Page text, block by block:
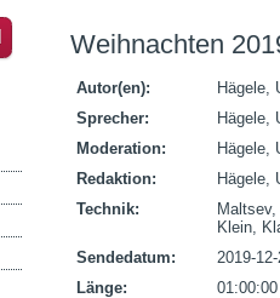
Weihnachten
Autor(en):
Hägele,
Sprecher:
Hägele,
Moderation:
Hägele,
Redaktion:
Hägele,
Technik:
Klein,
Sendedatum:
2019-
Länge:
01:00:00